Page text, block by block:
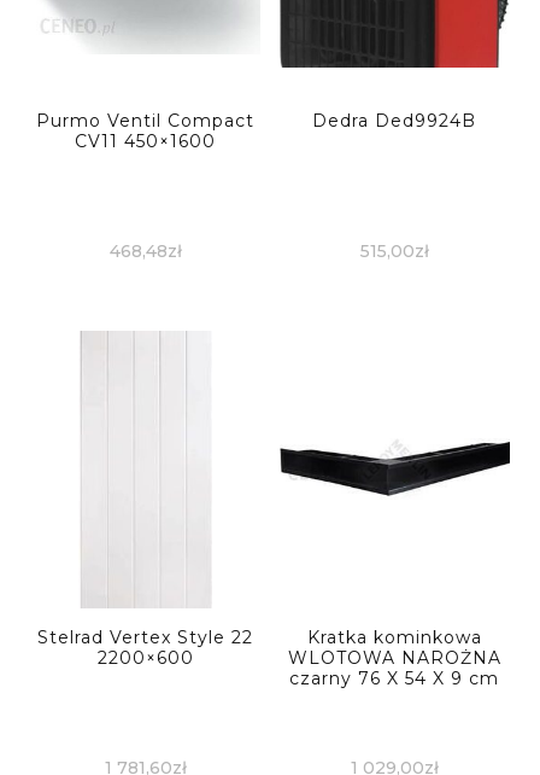
Purmo Ventil Compact
CV11 450×1600
468,48zł
Dedra Ded9924B
515,00zł
Stelrad Vertex Style 22
2200×600
1 781,60zł
Kratka kominkowa
WLOTOWA NAROŻNA
czarny 76 X 54 X 9 cm
1 029,00zł